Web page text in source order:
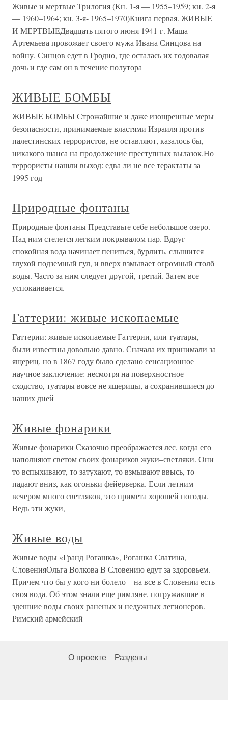
Живые и мертвые Трилогия (Кн. 1-я — 1955–1959; кн. 2-я
— 1960–1964; кн. 3-я- 1965–1970)Книга первая. ЖИВЫЕ
И МЕРТВЫЕДвадцать пятого июня 1941 г. Маша
Артемьева провожает своего мужа Ивана Синцова на
войну. Синцов едет в Гродно, где осталась их годовалая
дочь и где сам он в течение полутора
ЖИВЫЕ БОМБЫ
ЖИВЫЕ БОМБЫ Строжайшие и даже изощренные меры
безопасности, принимаемые властями Израиля против
палестинских террористов, не оставляют, казалось бы,
никакого шанса на продолжение преступных вылазок.Но
террористы нашли выход: едва ли не все терактаты за
1995 год
Природные фонтаны
Природные фонтаны Представьте себе небольшое озеро.
Над ним стелется легким покрывалом пар. Вдруг
спокойная вода начинает пениться, бурлить, слышится
глухой подземный гул, и вверх взмывает огромный столб
воды. Часто за ним следует другой, третий. Затем все
успокаивается.
Гаттерии: живые ископаемые
Гаттерии: живые ископаемые Гаттерии, или туатары,
были известны довольно давно. Сначала их принимали за
ящериц, но в 1867 году было сделано сенсационное
научное заключение: несмотря на поверхностное
сходство, туатары вовсе не ящерицы, а сохранившиеся до
наших дней
Живые фонарики
Живые фонарики Сказочно преображается лес, когда его
наполняют светом своих фонариков жуки–светляки. Они
то вспыхивают, то затухают, то взмывают ввысь, то
падают вниз, как огоньки фейерверка. Если летним
вечером много светляков, это примета хорошей погоды.
Ведь эти жуки,
Живые воды
Живые воды «Гранд Рогашка», Рогашка Слатина,
СловенияОльга Волкова В Словению едут за здоровьем.
Причем что бы у кого ни болело – на все в Словении есть
своя вода. Об этом знали еще римляне, погружавшие в
здешние воды своих раненых и недужных легионеров.
Римский армейский
О проекте Разделы